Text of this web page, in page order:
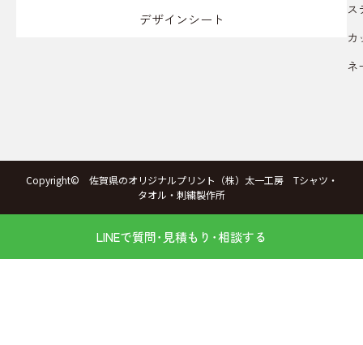
デザインシート
ス
カ
ネ
Copyright© 佐賀県のオリジナルプリント（株）太一工房 Tシャツ・
タオル・刺繍製作所
LINEで質問･見積もり･相談する